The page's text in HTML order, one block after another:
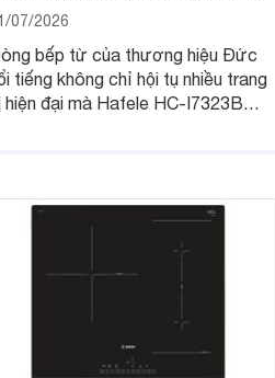
07/2026
bếp từ của thương hiệu Đức
tiếng không chỉ hội tụ nhiều trang
hiện đại mà Hafele HC-I7323B
đình.